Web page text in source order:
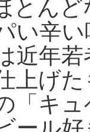
とんど
い辛
近年
上げ
「キ